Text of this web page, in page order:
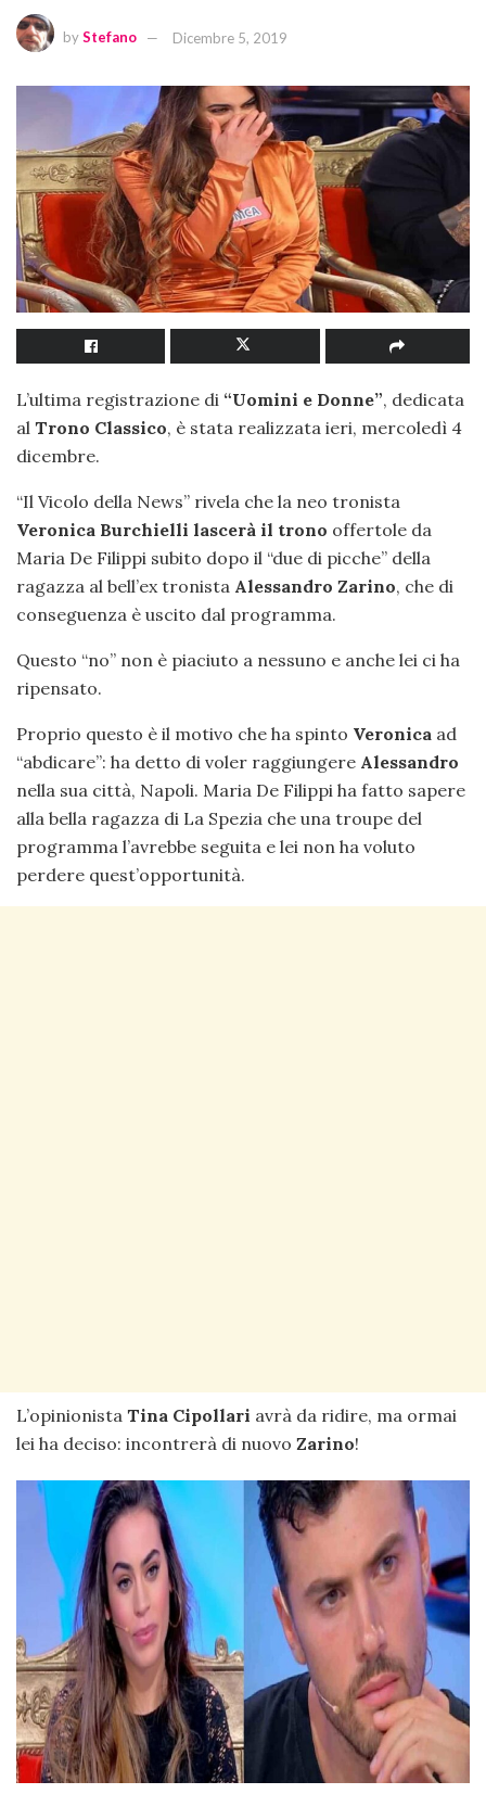
byStefano Dicembre 5, 2019
L’ultima registrazione di “Uomini e Donne”, dedicata
al Trono Classico, è stata realizzata ieri, mercoledì 4
dicembre.
“Il Vicolo della News” rivela che la neo tronista
Veronica Burchielli lascerà il trono offertole da
Maria De Filippi subito dopo il “due di picche” della
ragazza al bell’ex tronista Alessandro Zarino, che di
conseguenza è uscito dal programma.
Questo “no” non è piaciuto a nessuno e anche lei ci ha
ripensato.
Proprio questo è il motivo che ha spinto Veronica ad
“abdicare”: ha detto di voler raggiungere Alessandro
nella sua città, Napoli. Maria De Filippi ha fatto sapere
alla bella ragazza di La Spezia che una troupe del
programma l’avrebbe seguita e lei non ha voluto
perdere quest’opportunità.
L’opinionista Tina Cipollari avrà da ridire, ma ormai
lei ha deciso: incontrerà di nuovo Zarino!